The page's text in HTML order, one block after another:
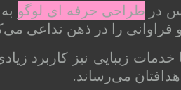
در طراحی حرفه ای لوگو
را در ذهن تداعی
زیبایی نیز کاربرد
می‌رساند.